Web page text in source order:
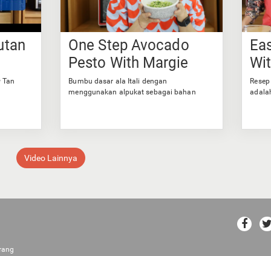
Tan
One Step Avocado
Pesto With Margie
Bumbu dasar ala Itali dengan
menggunakan alpukat sebagai bahan
Video Lainnya